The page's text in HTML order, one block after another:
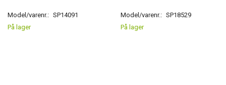
Model/varenr.: SP14091
På lager
Model/varenr.: SP18529
På lager